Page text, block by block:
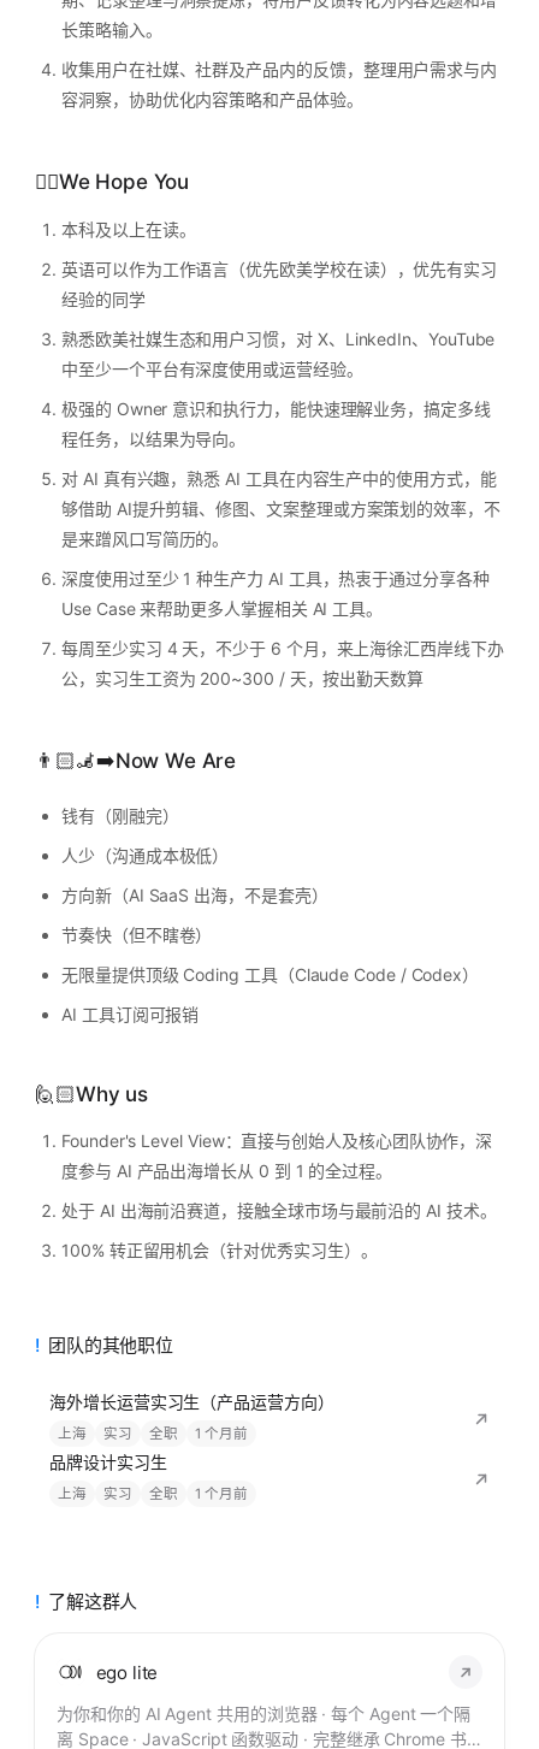
长策略输入。
收集用户在社媒、社群及产品内的反馈，整理用户需求与内
容洞察，协助优化内容策略和产品体验。
🏴‍☠️We Hope You
本科及以上在读。
英语可以作为工作语言（优先欧美学校在读），优先有实习
经验的同学
熟悉欧美社媒生态和用户习惯，对 X、LinkedIn、YouTube
中至少一个平台有深度使用或运营经验。
极强的 Owner 意识和执行力，能快速理解业务，搞定多线
程任务，以结果为导向。
对 AI 真有兴趣，熟悉 AI 工具在内容生产中的使用方式，能
够借助 AI提升剪辑、修图、文案整理或方案策划的效率，不
是来蹭风口写简历的。
深度使用过至少 1 种生产力 AI 工具，热衷于通过分享各种
Use Case 来帮助更多人掌握相关 AI 工具。
每周至少实习 4 天，不少于 6 个月，来上海徐汇西岸线下办
公，实习生工资为 200~300 / 天，按出勤天数算
👨🏻‍🦼‍➡️Now We Are
钱有（刚融完）
人少（沟通成本极低）
方向新（AI SaaS 出海，不是套壳）
节奏快（但不瞎卷）
无限量提供顶级 Coding 工具（Claude Code / Codex）
AI 工具订阅可报销
🙋🏻Why us
Founder's Level View：直接与创始人及核心团队协作，深
度参与 AI 产品出海增长从 0 到 1 的全过程。
处于 AI 出海前沿赛道，接触全球市场与最前沿的 AI 技术。
100% 转正留用机会（针对优秀实习生）。
团队的其他职位
海外增长运营实习生（产品运营方向）
上海 实习 全职 1 个月前
品牌设计实习生
上海 实习 全职 1 个月前
了解这群人
ego lite
为你和你的 AI Agent 共用的浏览器 · 每个 Agent 一个隔
离 Space · JavaScript 函数驱动 · 完整继承 Chrome 书